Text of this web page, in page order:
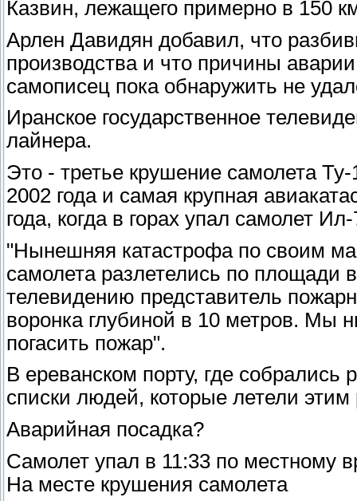
попытку приводнить машину. Не вышло:
«кувырнулся» и разрушился. Погибли
террористов.
Многие пережили сам момент
стюардесс, кричащих, что надувать
многие люди в надутых жилетах просто
самолета.
Виктор Косс, врач-невролог:
"У девочки сработали скрытые
- Говоря о том, как организм может
мобилизационных силах. Примером
солдаты форсировали Днепр и при этом
своих жизненных сил. У девочки
важен биомеханический фактор – как и в
быть, в тот момент она спала.
Казвин, лежащего примерно в 150
Арлен Давидян добавил, что
производства и что причины
самописец пока обнаружить не
Иранское государственное
лайнера.
Это - третье крушение самолета
2002 года и самая крупная
года, когда в горах упал самолет
"Нынешняя катастрофа по своим
самолета разлетелись по площади
телевидению представитель
воронка глубиной в 10 метров. Мы
погасить пожар".
В ереванском порту, где
списки людей, которые летели
Аварийная посадка?
Самолет упал в 11:33 по местному
На месте крушения самолета